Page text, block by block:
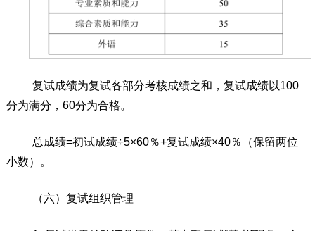
复试成绩为复试各部分考核成绩之和，复试成绩以100
分为满分， 60分为合格。
总成绩=初试成绩÷5×60％+复试成绩×40％
（保留两位
小数）
。
（六） 复试组织管理